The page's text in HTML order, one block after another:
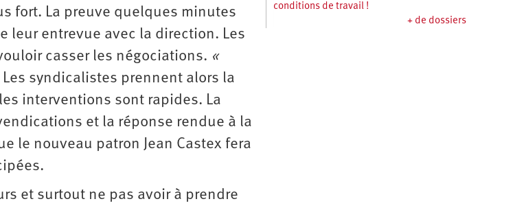
fort. La preuve quelques minutes
leur entrevue avec la direction. Les
casser les négociations. «
syndicalistes prennent alors la
interventions sont rapides. La
et la réponse rendue à la
le nouveau patron Jean Castex fera
et surtout ne pas avoir à prendre
conditions de travail !
+ de dossiers